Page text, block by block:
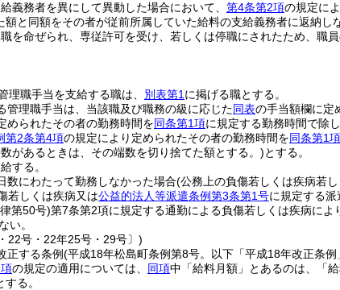
義務者を異にして異動した場合において、 第4条第2項の規定に
と同額をその者が従前所属していた給料の支給義務者に返納し
を命ぜられ、専従許可を受け、若しくは停職にされたため、職
理職手当を支給する職は、 別表第1 に掲げる職とする。
管理職手当は、当該職及び職務の級に応じた同表の手当額欄に定
められたその者の勤務時間を同条第1項に規定する勤務時間で除
第2条第4項の規定により定められたその者の勤務時間を同条第1項
があるときは、その端数を切り捨てた額とする。)とする。
する。
数にわたって勤務しなかった場合(公務上の負傷若しくは疾病若
若しくは疾病又は公益的法人等派遣条例第3条第1号に規定する
第50号)第7条第2項に規定する通勤による負傷若しくは疾病に
い。
22号・22年25号・29号〕)
正する条例(平成18年松島町条例第8号。以下「平成18年改正条例
の規定の適用については、 同項中「給料月額」とあるのは、「
る。